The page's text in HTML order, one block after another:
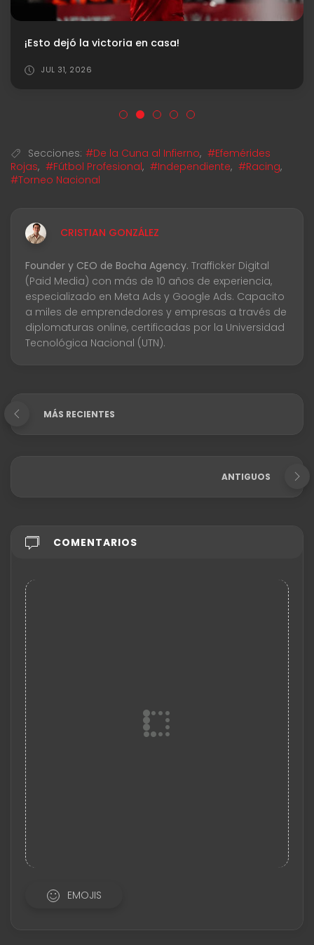
¡Esto dejó la victoria en casa!
JUL 31, 2026
Secciones: #De la Cuna al Infierno, #Efemérides
Rojas, #Fútbol Profesional, #Independiente, #Racing,
#Torneo Nacional
CRISTIAN GONZÁLEZ
Founder y CEO de Bocha Agency. Trafficker Digital
(Paid Media) con más de 10 años de experiencia,
especializado en Meta Ads y Google Ads. Capacito
a miles de emprendedores y empresas a través de
diplomaturas online, certificadas por la Universidad
Tecnológica Nacional (UTN).
MÁS RECIENTES
ANTIGUOS
COMENTARIOS
EMOJIS